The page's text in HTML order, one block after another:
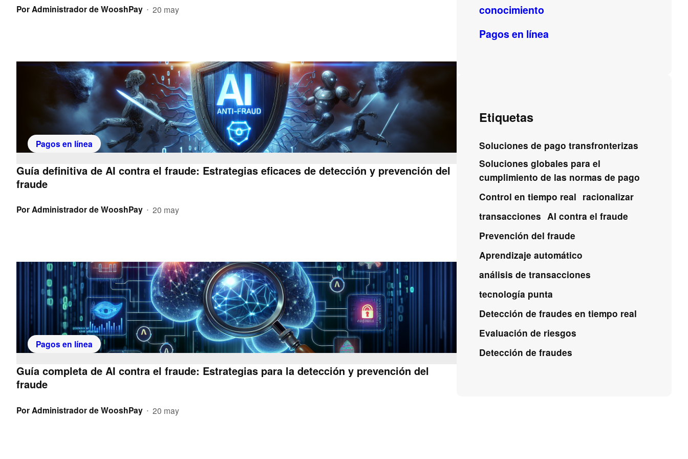
PorAdministrador de WooshPay • 20 may
Pagos en línea
Guía definitiva de AI contra el fraude: Estrategias eficaces de detección y prevención del
fraude
PorAdministrador de WooshPay • 20 may
Pagos en línea
Guía completa de AI contra el fraude: Estrategias para la detección y prevención del
fraude
PorAdministrador de WooshPay • 20 may
conocimiento
Pagos en línea
Etiquetas
Soluciones de pago transfronterizas
Soluciones globales para el
cumplimiento de las normas de pago
Control en tiempo real racionalizar
transacciones AI contra el fraude
Prevención del fraude
Aprendizaje automático
análisis de transacciones
tecnología punta
Detección de fraudes en tiempo real
Evaluación de riesgos
Detección de fraudes